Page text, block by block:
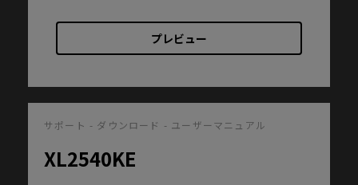
プレビュー
サポート - ダウンロード - ユーザーマニュアル
XL2540KE